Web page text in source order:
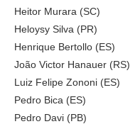
Heitor Murara (SC)
Heloysy Silva (PR)
Henrique Bertollo (ES)
João Victor Hanauer (RS)
Luiz Felipe Zononi (ES)
Pedro Bica (ES)
Pedro Davi (PB)